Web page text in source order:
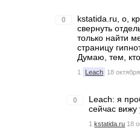
0
kstatida.ru, о,
свернуть
только найти
страницу
Думаю, тем,
1 Leach 18
0
Leach: я
сейчас
1 kstatida.ru 18